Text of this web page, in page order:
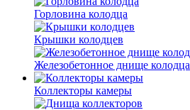
Горловина колодца
Крышки колодцев
Железобетонное днище колодца
Коллекторы камеры